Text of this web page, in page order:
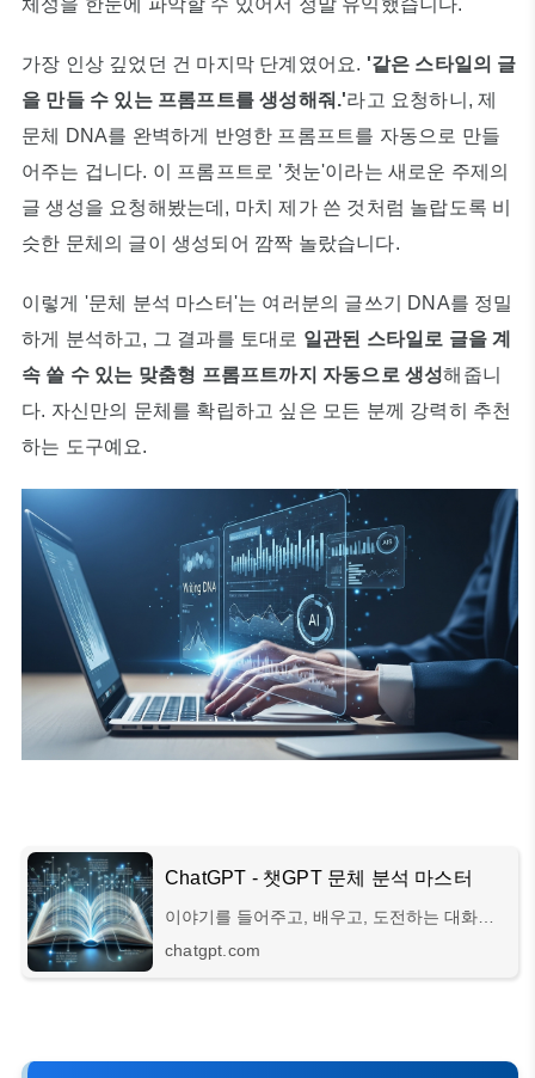
체성을 한눈에 파악할 수 있어서 정말 유익했습니다.
가장 인상 깊었던 건 마지막 단계였어요. '같은 스타일의 글
을 만들 수 있는 프롬프트를 생성해줘.'라고 요청하니, 제
문체 DNA를 완벽하게 반영한 프롬프트를 자동으로 만들
어주는 겁니다. 이 프롬프트로 '첫눈'이라는 새로운 주제의
글 생성을 요청해봤는데, 마치 제가 쓴 것처럼 놀랍도록 비
슷한 문체의 글이 생성되어 깜짝 놀랐습니다.
이렇게 '문체 분석 마스터'는 여러분의 글쓰기 DNA를 정밀
하게 분석하고, 그 결과를 토대로 일관된 스타일로 글을 계
속 쓸 수 있는 맞춤형 프롬프트까지 자동으로 생성해줍니
다. 자신만의 문체를 확립하고 싶은 모든 분께 강력히 추천
하는 도구예요.
ChatGPT - 챗GPT 문체 분석 마스터
이야기를 들어주고, 배우고, 도전하는 대화형
chatgpt.com